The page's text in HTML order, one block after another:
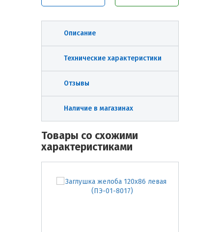
Описание
Технические характеристики
Отзывы
Наличие в магазинах
Товары со схожими
характеристиками